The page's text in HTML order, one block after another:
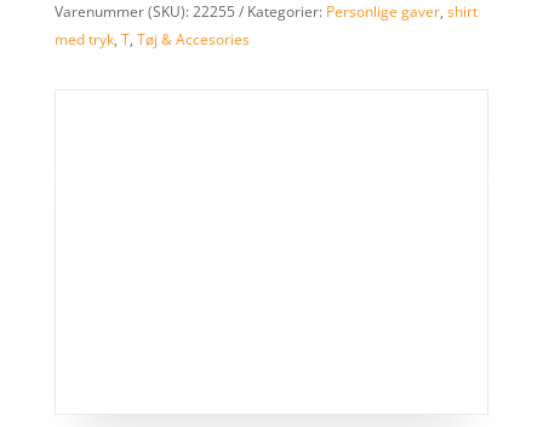
Varenummer (SKU):22255 Kategorier: Personlige gaver, shirt
med tryk, T, Tøj & Accesories